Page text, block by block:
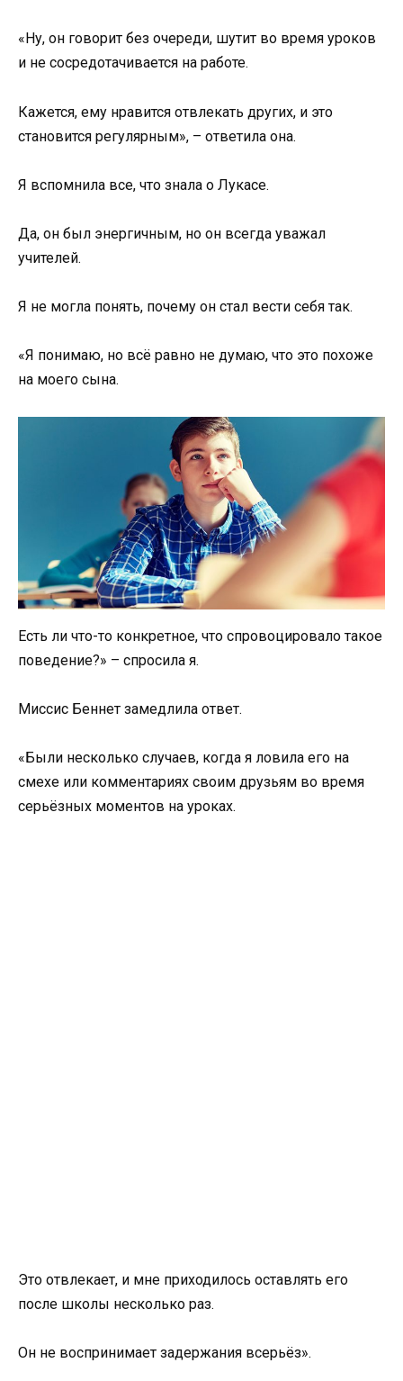
«Ну, он говорит без очереди, шутит во время уроков
и не сосредотачивается на работе.
Кажется, ему нравится отвлекать других, и это
становится регулярным», – ответила она.
Я вспомнила все, что знала о Лукасе.
Да, он был энергичным, но он всегда уважал
учителей.
Я не могла понять, почему он стал вести себя так.
«Я понимаю, но всё равно не думаю, что это похоже
на моего сына.
Есть ли что-то конкретное, что спровоцировало такое
поведение?» – спросила я.
Миссис Беннет замедлила ответ.
«Были несколько случаев, когда я ловила его на
смехе или комментариях своим друзьям во время
серьёзных моментов на уроках.
Это отвлекает, и мне приходилось оставлять его
после школы несколько раз.
Он не воспринимает задержания всерьёз».